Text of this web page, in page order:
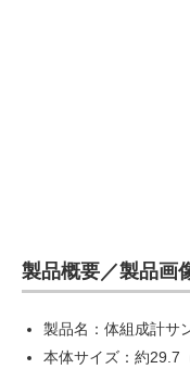
製品概要／製品画
製品名：体組成計サ
本体サイズ：約29.7